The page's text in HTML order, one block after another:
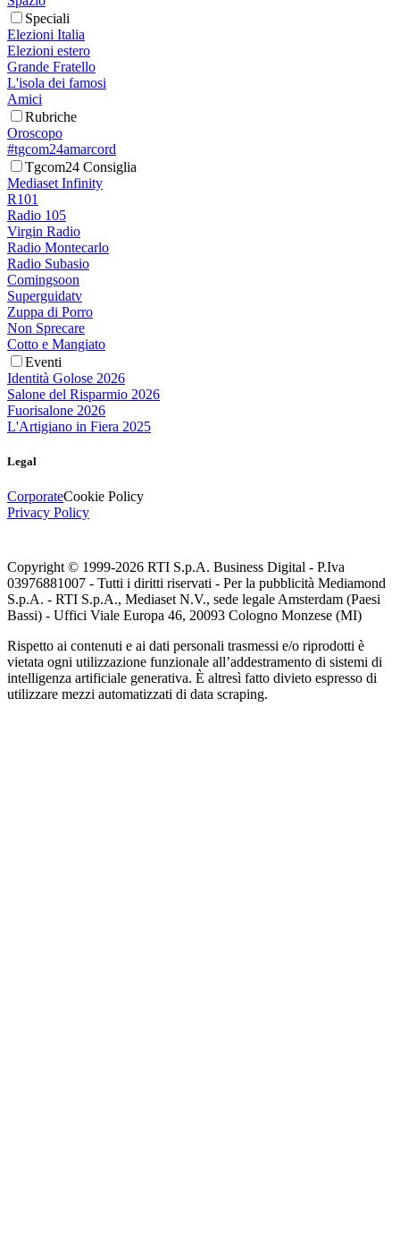
Speciali
Elezioni Italia
Elezioni estero
Grande Fratello
L'isola dei famosi
Amici
Rubriche
Oroscopo
#tgcom24amarcord
Tgcom24 Consiglia
Mediaset Infinity
R101
Radio 105
Virgin Radio
Radio Montecarlo
Radio Subasio
Comingsoon
Superguidatv
Zuppa di Porro
Non Sprecare
Cotto e Mangiato
Eventi
Identità Golose 2026
Salone del Risparmio 2026
Fuorisalone 2026
L'Artigiano in Fiera 2025
Legal
CorporateCookie Policy
Privacy Policy
Copyright © 1999-2026 RTI S.p.A. Business Digital - P.Iva
03976881007 - Tutti i diritti riservati - Per la pubblicità Mediamond
S.p.A. - RTI S.p.A., Mediaset N.V., sede legale Amsterdam (Paesi
Bassi) - Uffici Viale Europa 46, 20093 Cologno Monzese (MI)
Rispetto ai contenuti e ai dati personali trasmessi e/o riprodotti è
vietata ogni utilizzazione funzionale all’addestramento di sistemi di
intelligenza artificiale generativa. È altresì fatto divieto espresso di
utilizzare mezzi automatizzati di data scraping.